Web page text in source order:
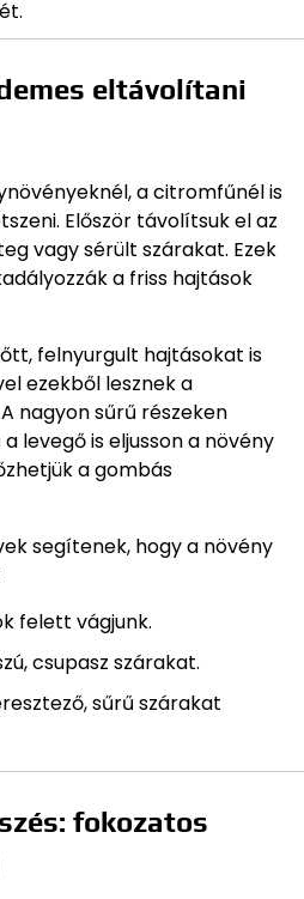
eltávolítani
a citromfűnél is
Először távolítsuk el az
vagy sérült szárakat. Ezek
a friss hajtások
felnyurgult hajtásokat is
ezekből lesznek a
nagyon sűrű részeken
levegő is eljusson a növény
a gombás
segítenek, hogy a növény
felett vágjunk.
csupasz szárakat.
sűrű szárakat
fokozatos